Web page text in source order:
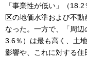
「事業性が低い」（
区の地価水準および不
なった。一方で、「周
3.6％）は最も高く、土
影響や、これに対する住